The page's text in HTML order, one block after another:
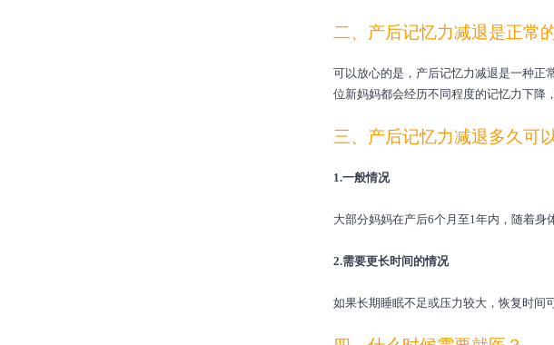
二、产后记忆力减退是正常
可以放心的是，产后记忆力减退是一种
位新妈妈都会经历不同程度的记忆力下降
三、产后记忆力减退多久可
1.一般情况
大部分妈妈在产后6个月至1年内，随着身
2.需要更长时间的情况
如果长期睡眠不足或压力较大，恢复时间